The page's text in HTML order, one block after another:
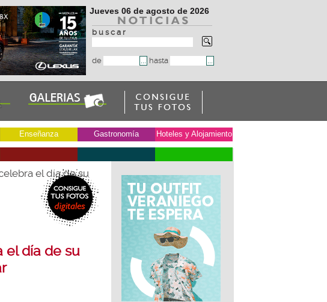
Jueves 06 de agosto de 2026
b u s c a r
de hasta
Enseñanza Gastronomía Hoteles y Alojamiento
el día de su
el día de su